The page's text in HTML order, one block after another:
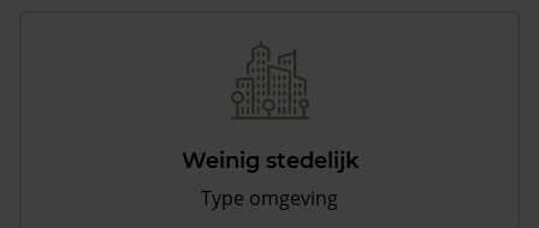
Weinig stedelijk
Type omgeving